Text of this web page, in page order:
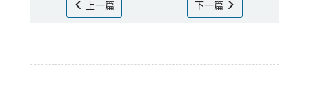
上一篇 下一篇